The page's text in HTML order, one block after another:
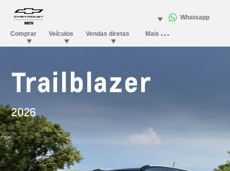
Trailblazer
2026